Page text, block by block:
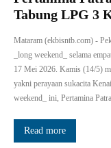
Tabung LPG 3
Mataram (ekbisntb.com) -
_long weekend_ selama
17 Mei 2026. Kamis (14/5)
yakni perayaan sukacita
weekend_ ini, Pertamina
Read more